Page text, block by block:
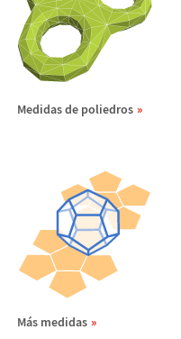
Medidas de poliedros
Más medidas